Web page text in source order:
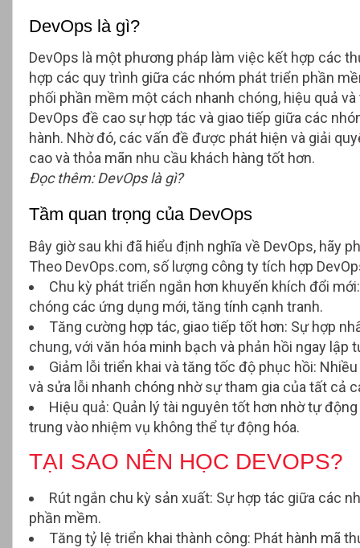
DevOps là gì?
DevOps là một phương pháp làm việc kết hợp các
hợp các quy trình giữa các nhóm phát triển phần
phối phần mềm một cách nhanh chóng, hiệu quả
DevOps đề cao sự hợp tác và giao tiếp giữa các
hành. Nhờ đó, các vấn đề được phát hiện và giải
cao và thỏa mãn nhu cầu khách hàng tốt hơn.
Đọc thêm:DevOps là gì?
Tầm quan trọng của DevOps
Bây giờ sau khi đã hiểu định nghĩa về DevOps, hãy
Theo DevOps.com, số lượng công ty tích hợp
Chu kỳ phát triển ngắn hơn khuyến khích đổi mới
chóng các ứng dụng mới, tăng tính cạnh tranh.
Tăng cường hợp tác, giao tiếp tốt hơn: Sự hợp
chung, với văn hóa minh bạch và phản hồi ngay lập
Giảm lỗi triển khai và tăng tốc độ phục hồi:
và sửa lỗi nhanh chóng nhờ sự tham gia của tất cả
Hiệu quả: Quản lý tài nguyên tốt hơn nhờ tự
trung vào nhiệm vụ không thể tự động hóa.
TẠI SAO NÊN HỌC DEVOPS?
Rút ngắn chu kỳ sản xuất: Sự hợp tác giữa các
phần mềm.
Tăng tỷ lệ triển khai thành công: Phát hành mã